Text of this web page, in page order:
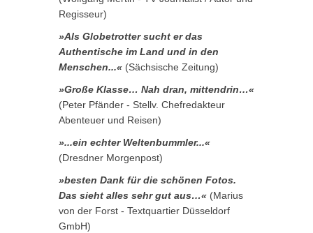
Regisseur)
»Als Globetrotter sucht er das
Authentische im Land und in den
Menschen...« (Sächsische Zeitung)
»Große Klasse… Nah dran, mittendrin…«
(Peter Pfänder - Stellv. Chefredakteur
Abenteuer und Reisen)
»...ein echter Weltenbummler...«
(Dresdner Morgenpost)
»besten Dank für die schönen Fotos.
Das sieht alles sehr gut aus…« (Marius
von der Forst - Textquartier Düsseldorf
GmbH)